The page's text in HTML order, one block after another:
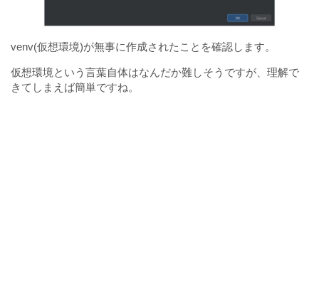
venv(仮想環境)が無事に作成されたことを確認します。
仮想環境という言葉自体はなんだか難しそうですが、理解で
きてしまえば簡単ですね。